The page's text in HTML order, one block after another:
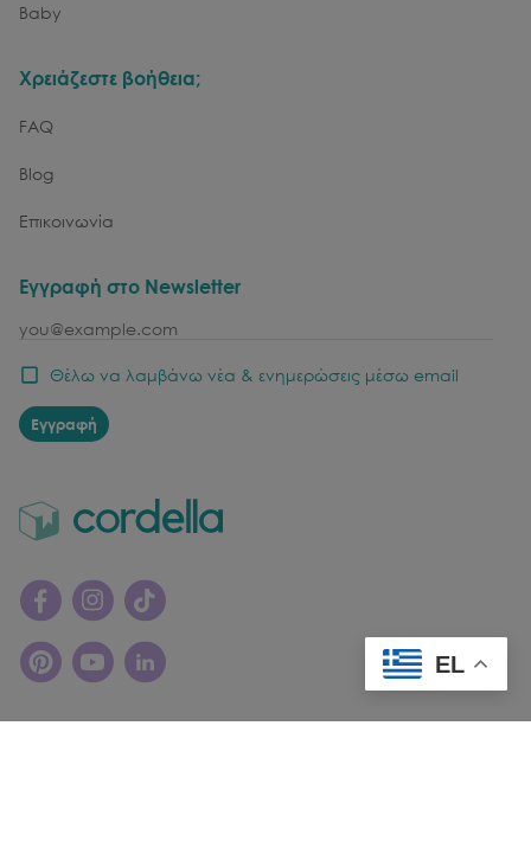
Baby
Χρειάζεστε βοήθεια;
FAQ
Blog
Επικοινωνία
Εγγραφή στο Newsletter
email
Θέλω να λαμβάνω νέα & ενημερώσεις μέσω email
Εγγραφή
EL